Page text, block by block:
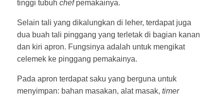
tinggi tubuh chefpemakainya.
Selain tali yang dikalungkan di leher, terdapat juga
dua buah tali pinggang yang terletak di bagian kanan
dan kiri apron. Fungsinya adalah untuk mengikat
celemek ke pinggang pemakainya.
Pada apron terdapat saku yang berguna untuk
menyimpan: bahan masakan, alat masak, timer